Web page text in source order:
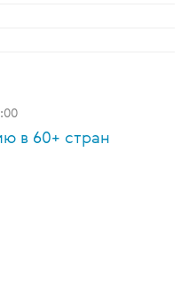
в 60+ стран